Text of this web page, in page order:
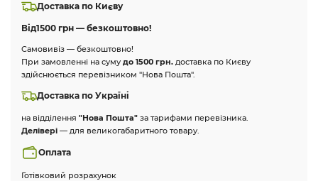
Доставка по Києву
Від1500 грн — безкоштовно!
Самовивіз — безкоштовно!
При замовленні на суму до 1500 грн. доставка по Києву
здійснюється перевізником "Нова Пошта".
Доставка по Україні
на відділення "Нова Пошта" за тарифами перевізника.
Делівері — для великогабаритного товару.
Оплата
Готівковий розрахунок